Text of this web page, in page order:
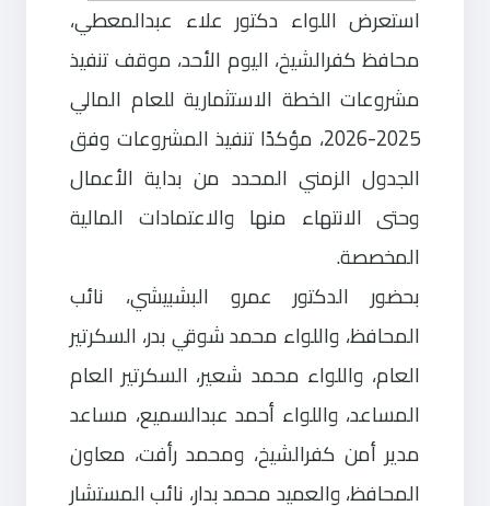
استعرض اللواء دكتور علاء عبدالمعطي،
محافظ كفرالشيخ، اليوم الأحد، موقف تنفيذ
مشروعات الخطة الاستثمارية للعام المالي
2025-2026، مؤكدًا تنفيذ المشروعات وفق
الجدول الزمني المحدد من بداية الأعمال
وحتى الانتهاء منها والاعتمادات المالية
المخصصة.
بحضور الدكتور عمرو البشبيشي، نائب
المحافظ، واللواء محمد شوقي بدر، السكرتير
العام، واللواء محمد شعير، السكرتير العام
المساعد، واللواء أحمد عبدالسميع، مساعد
مدير أمن كفرالشيخ، ومحمد رأفت، معاون
المحافظ، والعميد محمد بدار، نائب المستشار